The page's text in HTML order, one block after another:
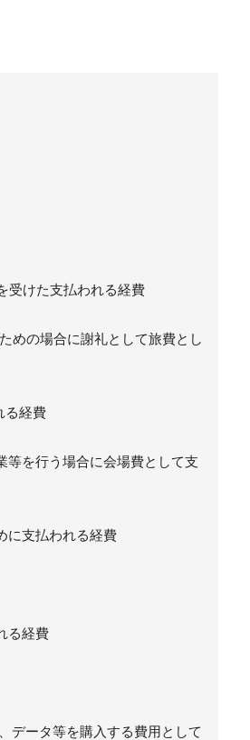
受けた支払われる経費
めの場合に謝礼として旅費とし
る経費
を行う場合に会場費として支
に支払われる経費
る経費
データ等を購入する費用として